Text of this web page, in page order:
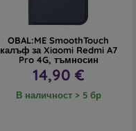
OBAL:ME SmoothTouch
калъф за Xiaomi Redmi A7
Pro 4G, тъмносин
14,90 €
В наличност > 5 бр